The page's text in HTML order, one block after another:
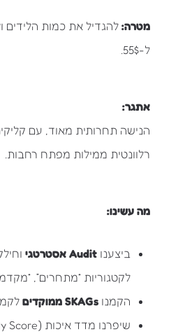
מטרה: להגדיל את כמות הלידים
ל-55$.
אתגר:
הנישה תחרותית מאוד, עם
רלוונטית ממילות מפתח רחבות.
מה עשינו:
ביצענו Audit אסטרטגי
לקטגוריות “מתחרים”,
הקמנו SKAGs ממוקדים